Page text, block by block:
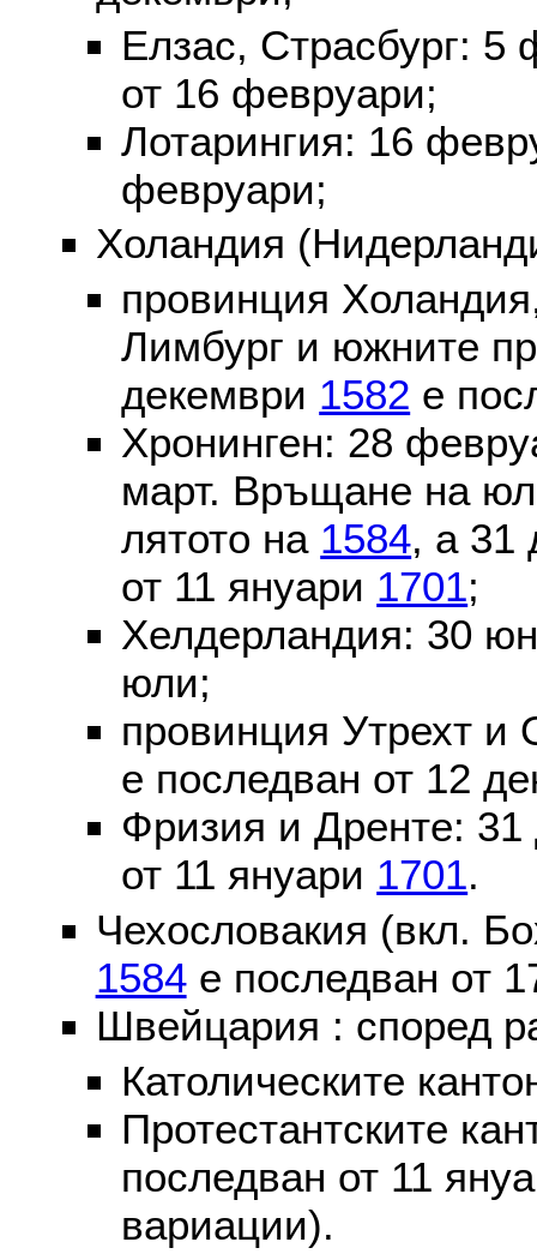
Елзас, Страсбург:
от 16 февруари;
Лотарингия: 16
февруари;
Холандия
провинция
Лимбург и южните
декември 1582 е
Хронинген: 28
март. Връщане на
лятото на 1584, а 31
от 11 януари 1701;
Хелдерландия: 30
юли;
провинция Утрехт
е последван от 12
Фризия и Дренте:
от 11 януари 1701.
Чехословакия (вкл.
1584е последван от
Швейцария : според
Католическите
Протестантските
последван от 11
вариации).